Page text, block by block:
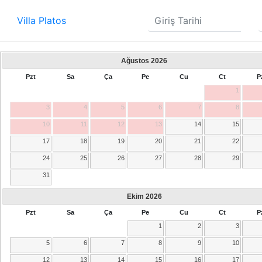
Villa Platos
Ağustos 2026
Pzt Sa Ça Pe Cu Ct
1
3 4 5 6 7 8
10 11 12 13 14 15
17 18 19 20 21 22
24 25 26 27 28 29
31
Ekim 2026
Pzt Sa Ça Pe Cu Ct
1
2 3
5 6 7 8 9 10
12 13 14 15 16 17